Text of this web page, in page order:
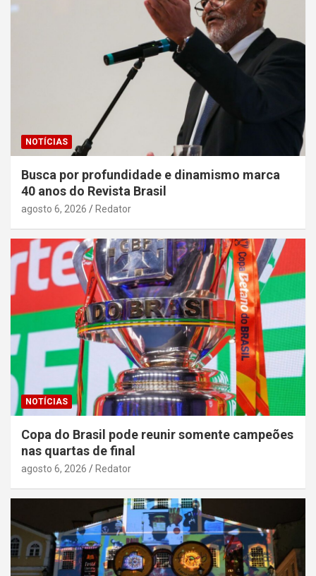
NOTÍCIAS
Busca por profundidade e dinamismo marca
40 anos do Revista Brasil
agosto 6, 2026 Redator
NOTÍCIAS
Copa do Brasil pode reunir somente campeões
nas quartas de final
agosto 6, 2026 Redator